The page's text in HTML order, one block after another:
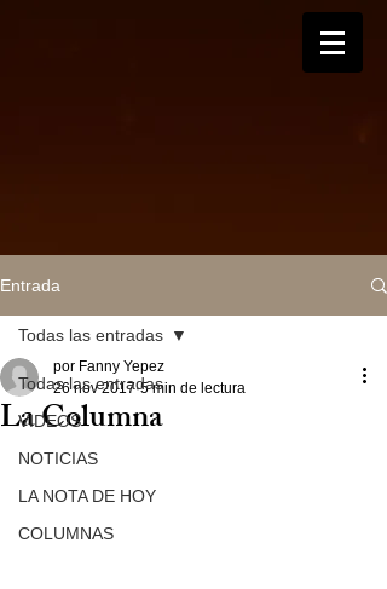
Entrada
Todas las entradas
VIDEOS
NOTICIAS
LA NOTA DE HOY
COLUMNAS
Todas las entradas
La Columna
por Fanny Yepez
26 nov 2017 5 min de lectura